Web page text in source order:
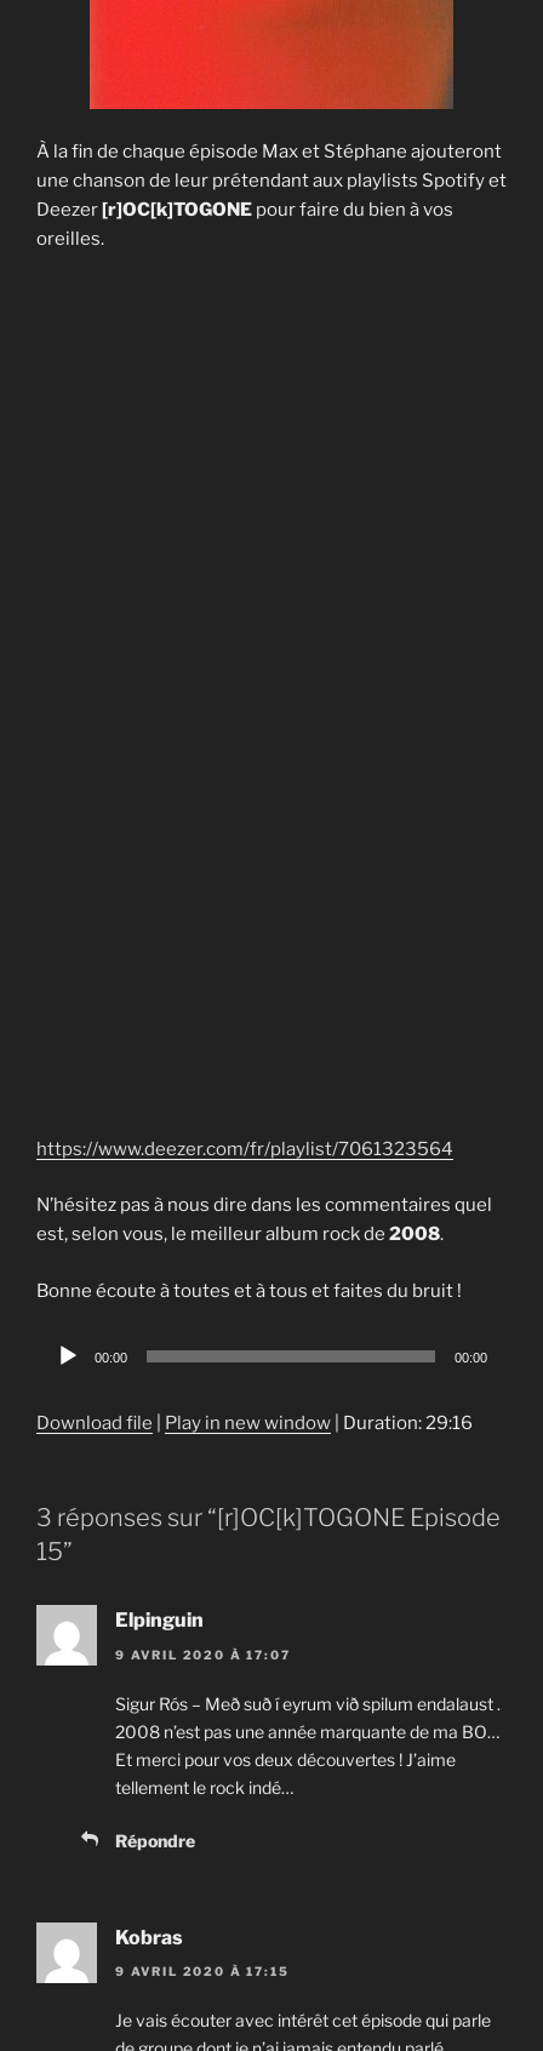
À la fin de chaque épisode Max et Stéphane ajouteront
une chanson de leur prétendant aux playlists Spotify et
Deezer[r]OC[k]TOGONE pour faire du bien à vos
oreilles.
https://www.deezer.com/fr/playlist/7061323564
N’hésitez pas à nous dire dans les commentaires quel
est, selon vous, le meilleur album rock de 2008.
Bonne écoute à toutes et à tous et faites du bruit !
Audio
00:00 00:00
Download file Play in new window Duration: 29:16
3 réponses sur “[r]OC[k]TOGONE Episode
15”
Elpinguin
9 AVRIL 2020 À 17:07
Sigur Rós – Með suð í eyrum við spilum endalaust .
2008 n’est pas une année marquante de ma BO…
Et merci pour vos deux découvertes ! J’aime
tellement le rock indé…
Répondre
Kobras
9 AVRIL 2020 À 17:15
Je vais écouter avec intérêt cet épisode qui parle